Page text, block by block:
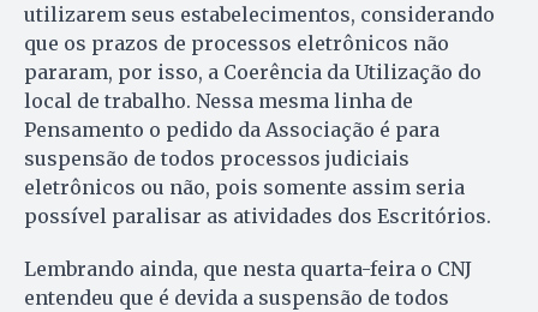
utilizarem seus estabelecimentos, considerando
que os prazos de processos eletrônicos não
pararam, por isso, a Coerência da Utilização do
local de trabalho. Nessa mesma linha de
Pensamento o pedido da Associação é para
suspensão de todos processos judiciais
eletrônicos ou não, pois somente assim seria
possível paralisar as atividades dos Escritórios.
Lembrando ainda, que nesta quarta-feira o CNJ
entendeu que é devida a suspensão de todos